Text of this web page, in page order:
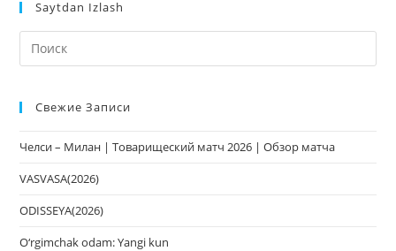
Saytdan Izlash
Свежие Записи
Челси – Милан | Товарищеский матч 2026 | Обзор матча
VASVASA(2026)
ODISSEYA(2026)
O‘rgimchak odam: Yangi kun